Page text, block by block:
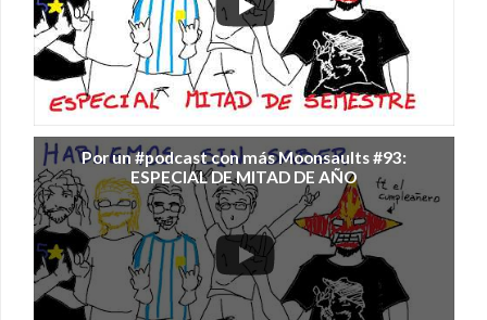
Por un #podcast con más Moonsaults #93:
ESPECIAL DE MITAD DE AÑO